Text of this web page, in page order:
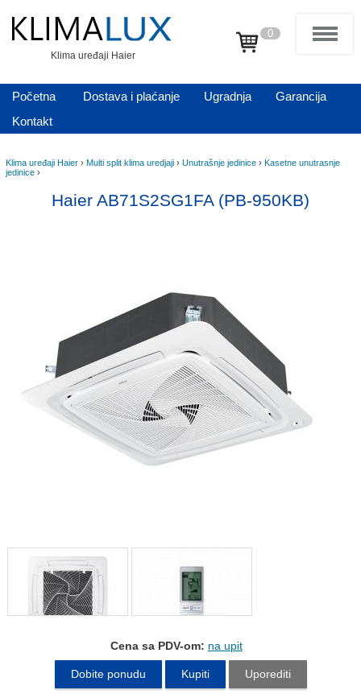
Klima uređaji Haier
0
Početna Dostava i plaćanje Ugradnja
Garancija
Kontakt
Klima uređaji Haier › Multi split klima uredjaji › Unutrašnje jedinice › Kasetne unutrasnje
jedinice ›
Haier AB71S2SG1FA (PB-950KB)
Cena sa PDV-om: na upit
Dobite ponudu Kupiti Uporediti